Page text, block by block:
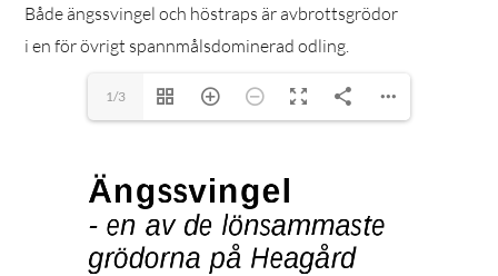
Både ängssvingel och höstraps är avbrottsgrödor
i en för övrigt spannmålsdominerad odling.
1/3